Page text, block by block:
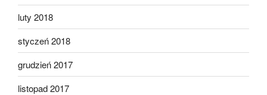
luty 2018
styczeń 2018
grudzień 2017
listopad 2017